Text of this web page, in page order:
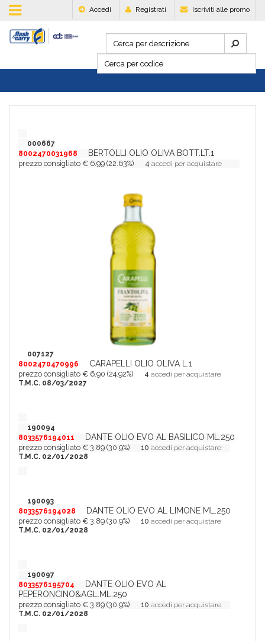
Accedi Registrati Iscriviti alle promo
000667
8002470031968
BERTOLLI OLIO OLIVA BOTT.LT.1
prezzo consigliato € 6.99 (22.63%) 4 accedi per acquistare
007127
8002470470996
CARAPELLI OLIO OLIVA L.1
prezzo consigliato € 6.90 (24.92%) 4 accedi per acquistare
T.M.C. 08/03/2027
190094
8033576194011
DANTE OLIO EVO AL BASILICO ML.250
prezzo consigliato € 3.89 (30.9%) 10 accedi per acquistare
T.M.C. 02/01/2028
190093
8033576194028
DANTE OLIO EVO AL LIMONE ML.250
prezzo consigliato € 3.89 (30.9%) 10 accedi per acquistare
T.M.C. 02/01/2028
190097
8033576195704
DANTE OLIO EVO AL
PEPERONCINO&AGL.ML.250
prezzo consigliato € 3.89 (30.9%) 10 accedi per acquistare
T.M.C. 02/01/2028